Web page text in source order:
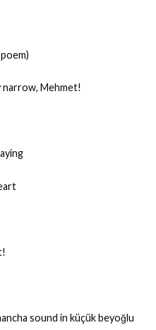
Mehmet!
sound in küçük beyoğlu